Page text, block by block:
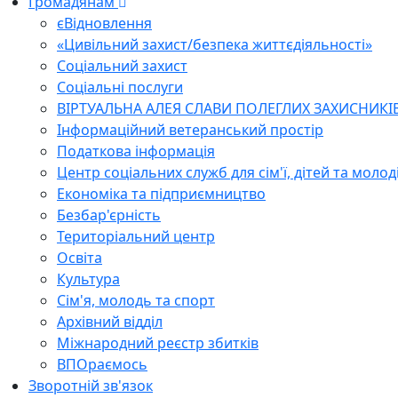
єВідновлення
«Цивільний захист/безпека життєдіяльності»
Соціальний захист
Соціальні послуги
ВІРТУАЛЬНА АЛЕЯ СЛАВИ ПОЛЕГЛИХ
Інформаційний ветеранський простір
Податкова інформація
Центр соціальних служб для сім'ї, дітей та
Економіка та підприємництво
Безбар'єрність
Територіальний центр
Освіта
Культура
Сім'я, молодь та спорт
Архівний відділ
Міжнародний реєстр збитків
ВПОраємось
Зворотній зв'язок